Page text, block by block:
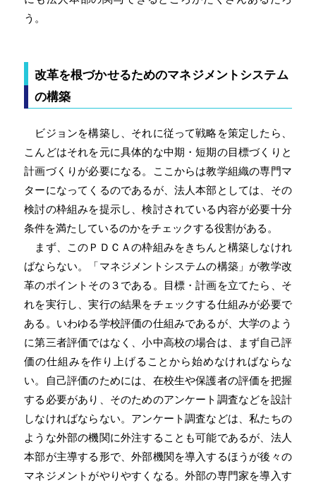
う。
改革を根づかせるためのマネジメントシステム
の構築
ビジョンを構築し、それに従って戦略を策定したら、
こんどはそれを元に具体的な中期・短期の目標づくりと
計画づくりが必要になる。ここからは教学組織の専門マ
ターになってくるのであるが、法人本部としては、その
検討の枠組みを提示し、検討されている内容が必要十分
条件を満たしているのかをチェックする役割がある。
まず、このＰＤＣＡの枠組みをきちんと構築しなけれ
ばならない。「マネジメントシステムの構築」が教学改
革のポイントその３である。目標・計画を立てたら、そ
れを実行し、実行の結果をチェックする仕組みが必要で
ある。いわゆる学校評価の仕組みであるが、大学のよう
に第三者評価ではなく、小中高校の場合は、まず自己評
価の仕組みを作り上げることから始めなければならな
い。自己評価のためには、在校生や保護者の評価を把握
する必要があり、そのためのアンケート調査などを設計
しなければならない。アンケート調査などは、私たちの
ような外部の機関に外注することも可能であるが、法人
本部が主導する形で、外部機関を導入するほうが後々の
マネジメントがやりやすくなる。外部の専門家を導入す